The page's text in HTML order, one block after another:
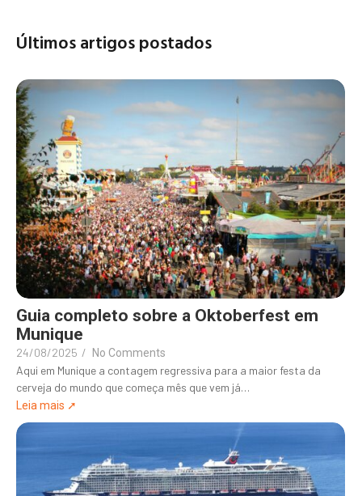
Últimos artigos postados
Guia completo sobre a Oktoberfest em
Munique
24/08/2025 / No Comments
Aqui em Munique a contagem regressiva para a maior festa da
cerveja do mundo que começa mês que vem já…
Leia mais ➚